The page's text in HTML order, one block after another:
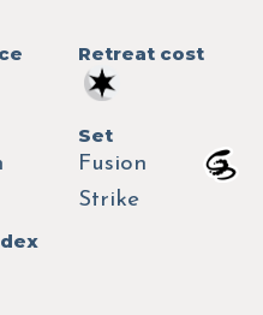
Retreat cost
Set
Fusion
Strike